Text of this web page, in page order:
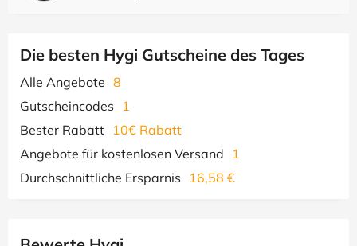
Die besten Hygi Gutscheine des Tages
Alle Angebote 8
Gutscheincodes
1
Bester Rabatt 10€ Rabatt
Angebote für kostenlosen Versand
1
Durchschnittliche Ersparnis
16,58 €